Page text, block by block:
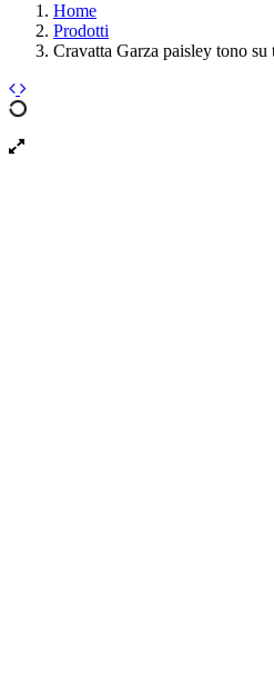
Home
Prodotti
Cravatta Garza paisley tono su